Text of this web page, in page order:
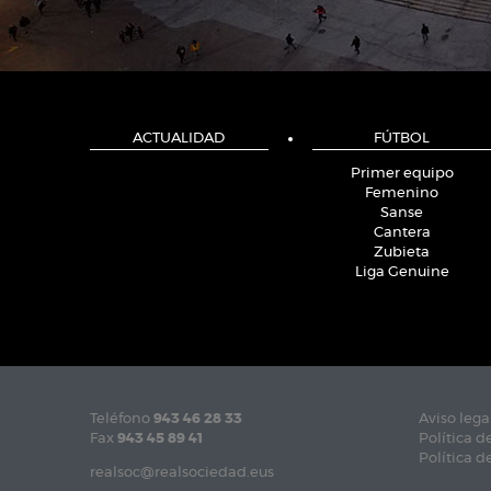
ACTUALIDAD FÚTBOL
Primer equipo
Femenino
Sanse
Cantera
Zubieta
Liga Genuine
Teléfono 943 46 28 33
Fax 943 45 89 41
realsoc@realsociedad.eus
Aviso
Política
Política